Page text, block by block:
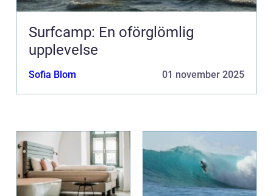
Surfcamp: En oförglömlig
upplevelse
Sofia Blom 01 november 2025